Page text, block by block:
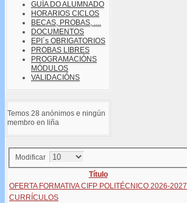
GUÍA DO ALUMNADO
HORARIOS CICLOS
BECAS, PROBAS, ....
DOCUMENTOS
EPI´s OBRIGATORIOS
PROBAS LIBRES
PROGRAMACIÓNS
MÓDULOS
VALIDACIÓNS
Temos 28 anónimos e ningún
membro en liña
Modificar
Título
OFERTA FORMATIVA CIFP POLITÉCNICO 2026-2027
CURRÍCULOS